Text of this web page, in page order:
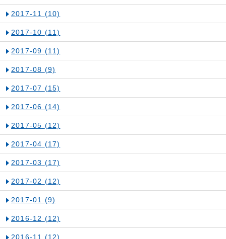
2017-11 (10)
2017-10 (11)
2017-09 (11)
2017-08 (9)
2017-07 (15)
2017-06 (14)
2017-05 (12)
2017-04 (17)
2017-03 (17)
2017-02 (12)
2017-01 (9)
2016-12 (12)
2016-11 (12)